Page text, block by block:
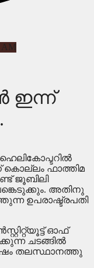
ഇന്ന്
കൊല്ലം ഫാത്തിമ
ജൂബിലി
അതിനു
ഉപരാഷ്ട്രപതി
ഓഫ്
ചടങ്ങിൽ
തലസ്ഥാനത്തു